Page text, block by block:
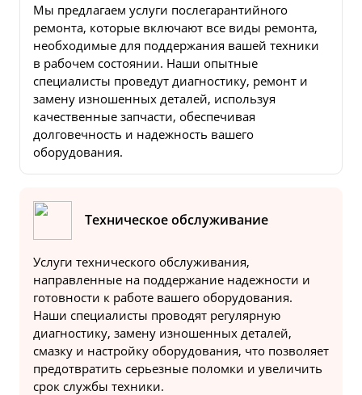
Мы предлагаем услуги послегарантийного
ремонта, которые включают все виды ремонта,
необходимые для поддержания вашей техники
в рабочем состоянии. Наши опытные
специалисты проведут диагностику, ремонт и
замену изношенных деталей, используя
качественные запчасти, обеспечивая
долговечность и надежность вашего
оборудования.
Техническое обслуживание
Услуги технического обслуживания,
направленные на поддержание надежности и
готовности к работе вашего оборудования.
Наши специалисты проводят регулярную
диагностику, замену изношенных деталей,
смазку и настройку оборудования, что позволяет
предотвратить серьезные поломки и увеличить
срок службы техники.